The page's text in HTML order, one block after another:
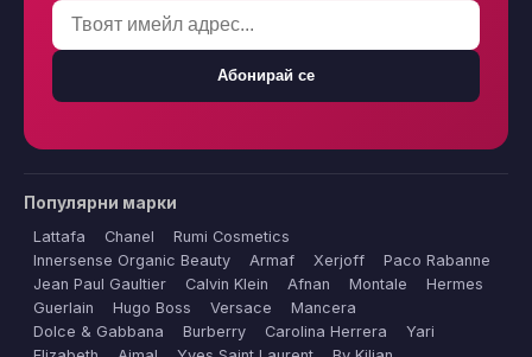
Абонирай се
Популярни марки
Lattafa Chanel
Rumi Cosmetics
Innersense Organic Beauty
Armaf Xerjoff
Paco Rabanne
Jean Paul Gaultier
Calvin Klein Afnan Montale
Hermes
Guerlain
Hugo Boss Versace
Mancera
Dolce & Gabbana
Burberry Carolina Herrera
Yari